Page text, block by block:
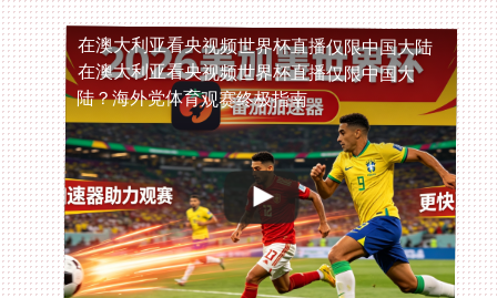
在澳大利亚看央视频世界杯直播仅限中国大陆
在澳大利亚看央视频世界杯直播仅限中国大
陆？海外党体育观赛终极指南